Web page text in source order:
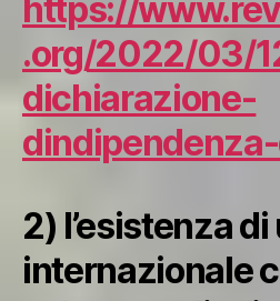
https://
.org/2022/03/
dichiarazione-
2) l’esistenza
internazionale